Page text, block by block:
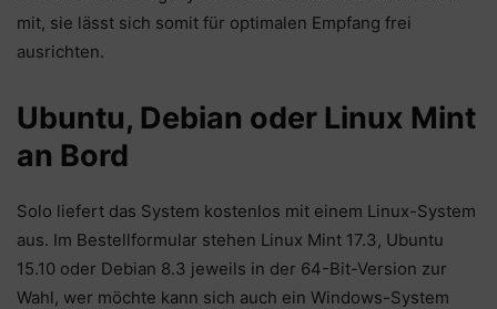
mit, sie lässt sich somit für optimalen Empfang frei
ausrichten.
Ubuntu, Debian oder Linux Mint
an Bord
Solo liefert das System kostenlos mit einem Linux-System
aus. Im Bestellformular stehen Linux Mint 17.3, Ubuntu
15.10 oder Debian 8.3 jeweils in der 64-Bit-Version zur
Wahl, wer möchte kann sich auch ein Windows-System